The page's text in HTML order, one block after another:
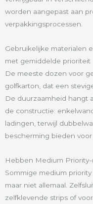
worden aangepast aan
verpakkingsprocessen.
Gebruikelijke materialen
met gemiddelde prioriteit
De meeste dozen voor
golfkarton, dat een
De duurzaamheid hangt
de constructie:
ladingen, terwijl
bescherming bieden
Hebben Medium
Sommige medium
maar niet allemaal.
zelfklevende strips of